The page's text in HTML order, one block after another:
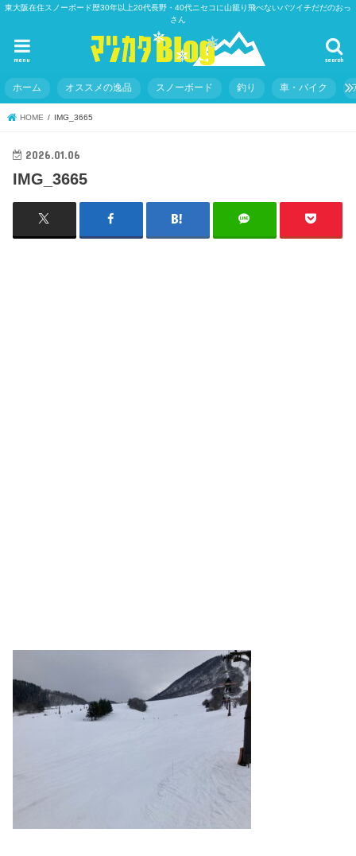
東大阪在住スノーボード歴30年以上20代長野・40代ニセコに山籠り飛べないバツイチだだのおっ
さん
search
menu
ホーム オススメの逸品 スノーボード 釣り 車・バイク
HOME IMG_3665
2026.01.06
IMG_3665